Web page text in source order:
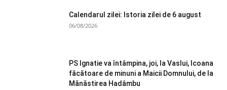
Calendarul zilei: Istoria zilei de 6 august
06/08/2026
PS Ignatie va întâmpina, joi, la Vaslui, Icoana
făcătoare de minuni a Maicii Domnului, de la
Mănăstirea Hadâmbu